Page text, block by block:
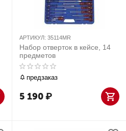
АРТИКУЛ: 35114MR
Набор отверток в кейсе, 14
предметов
предзаказ
5 190₽